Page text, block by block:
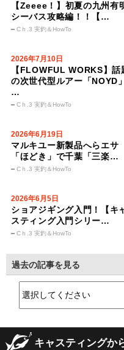
【Zeeee！】初夏の九州有
シーバス攻略編！！【…
Cｈ.3 実釣＆HowTo
2026年7月10日
【FLOWFUL WORKS】話
の次世代型ルアー「NOYD」
…
Cｈ.3 実釣＆HowTo
2026年6月19日
マルキユー新製品へらエサ
「ほどき」で千葉「三楽…
Cｈ.3 実釣＆HowTo
2026年6月5日
ショアジギング入門！【キ
スティング入門シリー…
Cｈ.3 実釣＆HowTo
過去の記事を見る
キャスティングか